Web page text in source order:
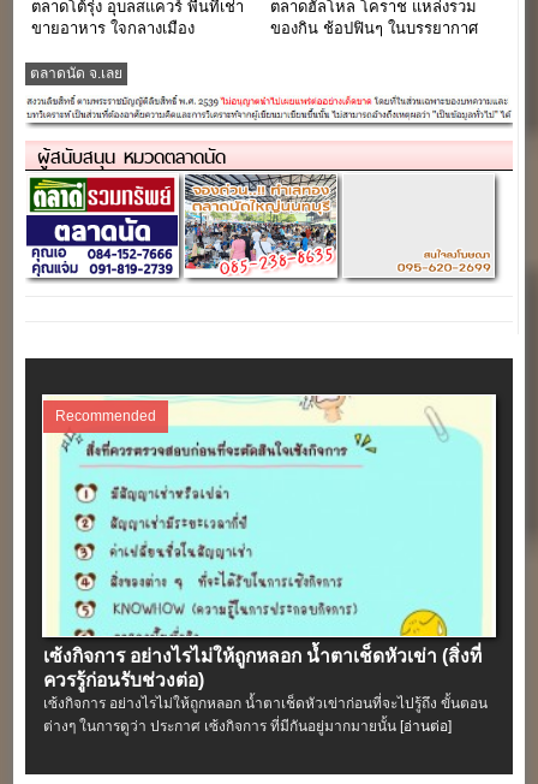
ตลาดโต้รุ่ง อุบลสแควร์ พื้นที่เช่า
ขายอาหาร ใจกลางเมือง
ตลาดฮัลโหล โคราช แหล่งรวม
ของกิน ช้อปฟินๆ ในบรรยากาศ
ตลาดนัด จ.เลย
ผู้สนับสนุน หมวดตลาดนัด
Recommended
เซ้งกิจการ อย่างไรไม่ให้ถูกหลอก น้ำตาเช็ดหัวเข่า (สิ่งที่
ควรรู้ก่อนรับช่วงต่อ)
เซ้งกิจการ อย่างไรไม่ให้ถูกหลอก น้ำตาเช็ดหัวเข่าก่อนที่จะไปรู้ถึง ขั้นตอน
ต่างๆ ในการดูว่า ประกาศ เซ้งกิจการ ที่มีกันอยู่มากมายนั้น[อ่านต่อ]